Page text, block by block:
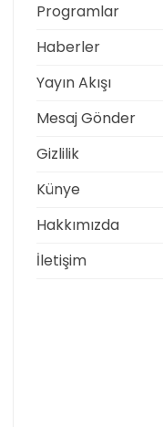
Programlar
Haberler
Yayın Akışı
Mesaj Gönder
Gizlilik
Künye
Hakkımızda
İletişim